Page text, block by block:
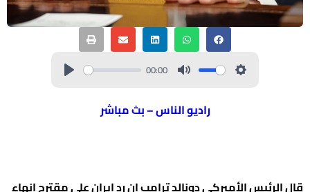
00:00
راديو الناس – بث مباشر
قال الرئيس الأميركي دونالد ترامب إن رد إيران على مقترح إنهاء